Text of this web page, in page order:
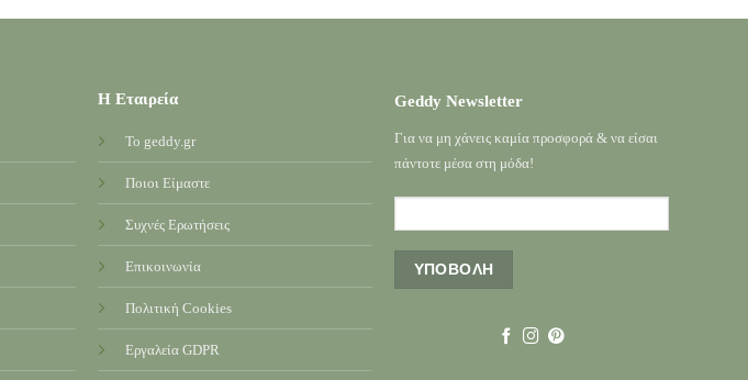
Η Εταιρεία
Το geddy.gr
Ποιοι Είμαστε
Συχνές Ερωτήσεις
Επικοινωνία
Πολιτική Cookies
Εργαλεία GDPR
Geddy Newsletter
Για να μη χάνεις καμία προσφορά & να είσαι
πάντοτε μέσα στη μόδα!